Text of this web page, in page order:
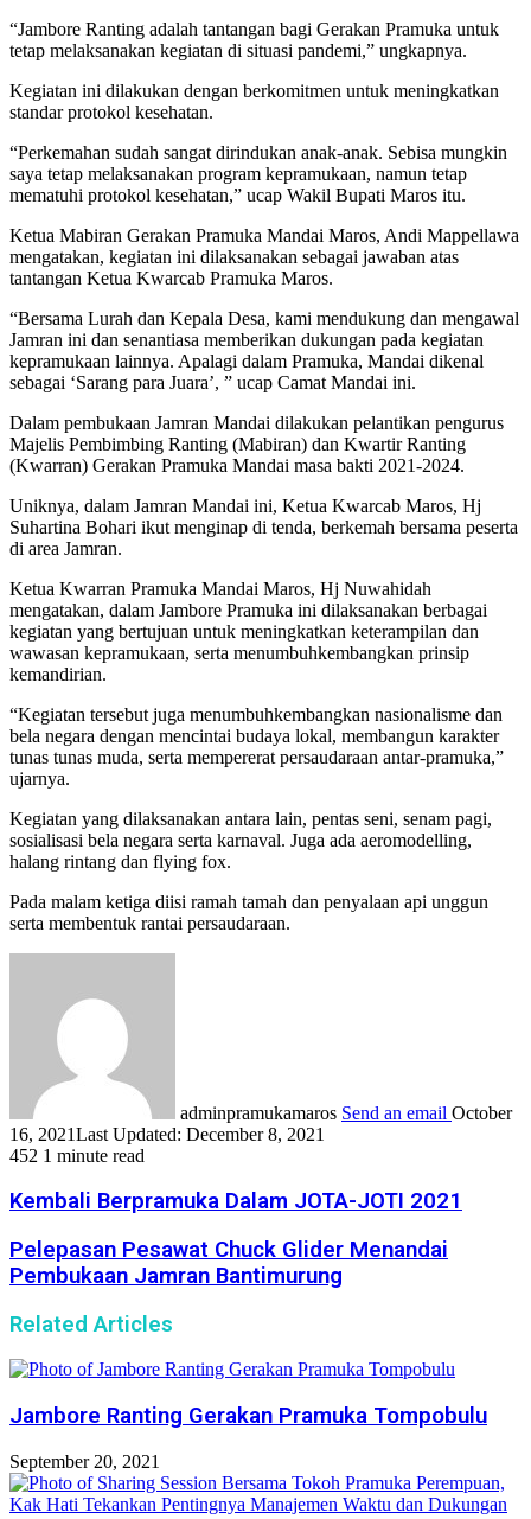
“Jambore Ranting adalah tantangan bagi Gerakan Pramuka untuk
tetap melaksanakan kegiatan di situasi pandemi,” ungkapnya.
Kegiatan ini dilakukan dengan berkomitmen untuk meningkatkan
standar protokol kesehatan.
“Perkemahan sudah sangat dirindukan anak-anak. Sebisa mungkin
saya tetap melaksanakan program kepramukaan, namun tetap
mematuhi protokol kesehatan,” ucap Wakil Bupati Maros itu.
Ketua Mabiran Gerakan Pramuka Mandai Maros, Andi Mappellawa
mengatakan, kegiatan ini dilaksanakan sebagai jawaban atas
tantangan Ketua Kwarcab Pramuka Maros.
“Bersama Lurah dan Kepala Desa, kami mendukung dan mengawal
Jamran ini dan senantiasa memberikan dukungan pada kegiatan
kepramukaan lainnya. Apalagi dalam Pramuka, Mandai dikenal
sebagai ‘Sarang para Juara’, ” ucap Camat Mandai ini.
Dalam pembukaan Jamran Mandai dilakukan pelantikan pengurus
Majelis Pembimbing Ranting (Mabiran) dan Kwartir Ranting
(Kwarran) Gerakan Pramuka Mandai masa bakti 2021-2024.
Uniknya, dalam Jamran Mandai ini, Ketua Kwarcab Maros, Hj
Suhartina Bohari ikut menginap di tenda, berkemah bersama peserta
di area Jamran.
Ketua Kwarran Pramuka Mandai Maros, Hj Nuwahidah
mengatakan, dalam Jambore Pramuka ini dilaksanakan berbagai
kegiatan yang bertujuan untuk meningkatkan keterampilan dan
wawasan kepramukaan, serta menumbuhkembangkan prinsip
kemandirian.
“Kegiatan tersebut juga menumbuhkembangkan nasionalisme dan
bela negara dengan mencintai budaya lokal, membangun karakter
tunas tunas muda, serta mempererat persaudaraan antar-pramuka,”
ujarnya.
Kegiatan yang dilaksanakan antara lain, pentas seni, senam pagi,
sosialisasi bela negara serta karnaval. Juga ada aeromodelling,
halang rintang dan flying fox.
Pada malam ketiga diisi ramah tamah dan penyalaan api unggun
serta membentuk rantai persaudaraan.
adminpramukamaros Send an email October
16, 2021Last Updated: December 8, 2021
452 1 minute read
Kembali Berpramuka Dalam JOTA-JOTI 2021
Pelepasan Pesawat Chuck Glider Menandai
Pembukaan Jamran Bantimurung
Related Articles
Jambore Ranting Gerakan Pramuka Tompobulu
September 20, 2021